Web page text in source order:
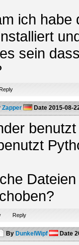
ich habe
sein
Reply
Zapper Date2015-08-
Reply
By DunkelWipf Date